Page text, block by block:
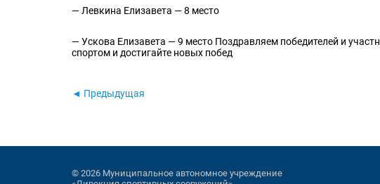
— Левкина Елизавета — 8 место
— Ускова Елизавета — 9 место Поздравляем победителей и
спортом и достигайте новых побед
◄ Предыдущая
© 2026 Муниципальное автономное учреждение